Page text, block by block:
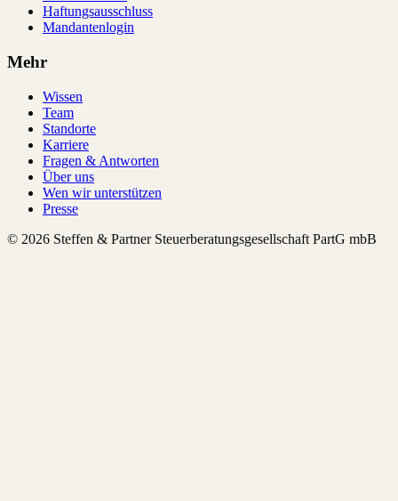
Haftungsausschluss
Mandantenlogin
Mehr
Wissen
Team
Standorte
Karriere
Fragen & Antworten
Über uns
Wen wir unterstützen
Presse
© 2026 Steffen & Partner Steuerberatungsgesellschaft PartG mbB